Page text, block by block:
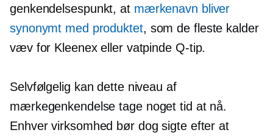
genkendelsespunkt, at mærkenavn bliver
synonymt med produktet, som de fleste kalder
væv for Kleenex eller vatpinde Q-tip.
Selvfølgelig kan dette niveau af
mærkegenkendelse tage noget tid at nå.
Enhver virksomhed bør dog sigte efter at